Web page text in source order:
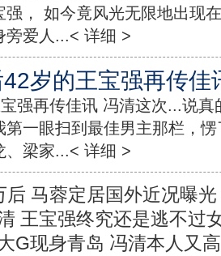
强， 如今竟风光无限地出现
旁爱人...< 详细 >
岁的王宝强再传佳
强再传佳讯 冯清这次...说
第一眼扫到最佳男主那栏，
、梁家...< 详细 >
后 马蓉定居国外近况曝光
王宝强终究还是逃不过
G现身青岛 冯清本人又